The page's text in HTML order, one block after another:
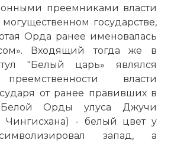
преемниками власти
государстве,
Орда ранее именовалась
Входящий тогда же в
"Белый царь» являлся
власти
от ранее правивших в
Орды улуса Джучи
Чингисхана) - белый цвет у
запад, а